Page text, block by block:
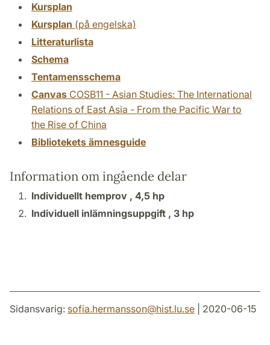
Kursplan
Kursplan (på engelska)
Litteraturlista
Schema
Tentamensschema
Canvas COSB11 - Asian Studies: The International
Relations of East Asia - From the Pacific War to
the Rise of China
Bibliotekets ämnesguide
Information om ingående delar
Individuellt hemprov , 4,5 hp
Individuell inlämningsuppgift , 3 hp
Sidansvarig: sofia.hermansson@hist.lu.se | 2020-06-15